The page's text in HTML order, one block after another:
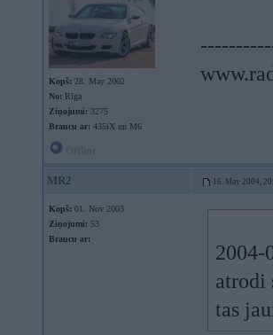
Kopš: 28. May 2002
No: Rīga
Ziņojumi: 3275
Braucu ar: 435iX un M6
MR2 16. May 2004,
Kopš: 01. Nov 2003
Ziņojumi: 53
Braucu ar:
2004-
atrodi
tas